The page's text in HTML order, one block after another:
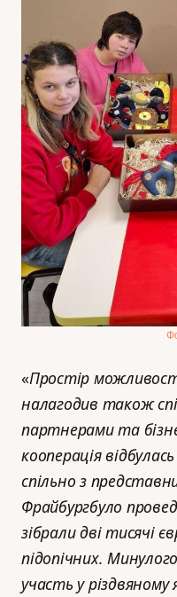
«Простір
налагодив також
партнерами та
кооперація
спільно з
Фрайбургбуло
зібрали дві тисячі
підопічних.
участь у